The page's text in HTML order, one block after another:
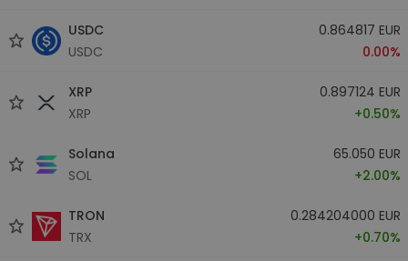
USDC
USDC
0.864817 EUR
0.00%
XRP
XRP
0.897124 EUR
+0.50%
Solana
SOL
65.050 EUR
+2.00%
TRON
TRX
0.284204000 EUR
+0.70%